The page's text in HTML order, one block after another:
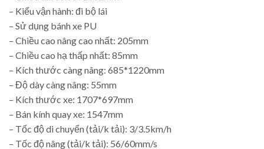
– Kiểu vận hành: đi bộ lái
– Sử dụng bánh xe PU
– Chiều cao nâng cao nhất: 205mm
– Chiều cao hạ thấp nhất: 85mm
– Kích thước càng nâng: 685*1220mm
– Độ dày càng nâng: 55mm
– Kích thước xe: 1707*697mm
– Bán kính quay xe: 1547mm
– Tốc độ di chuyển (tải/k tải): 3/3.5km/h
– Tốc độ nâng (tải/k tải): 56/60mm/s